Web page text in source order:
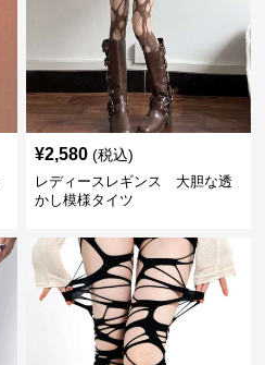
¥2,580 (税込)
レディースレギンス 大胆な透
かし模様タイツ